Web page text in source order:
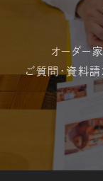
オーダー
ご質問・資料